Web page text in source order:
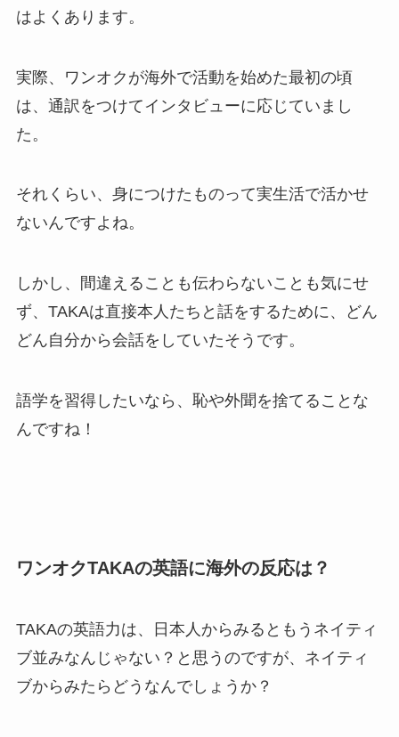
はよくあります。
実際、ワンオクが海外で活動を始めた最初の頃
は、通訳をつけてインタビューに応じていまし
た。
それくらい、身につけたものって実生活で活かせ
ないんですよね。
しかし、間違えることも伝わらないことも気にせ
ず、TAKAは直接本人たちと話をするために、どん
どん自分から会話をしていたそうです。
語学を習得したいなら、恥や外聞を捨てることな
んですね！
ワンオクTAKAの英語に海外の反応は？
TAKAの英語力は、日本人からみるともうネイティ
ブ並みなんじゃない？と思うのですが、ネイティ
ブからみたらどうなんでしょうか？